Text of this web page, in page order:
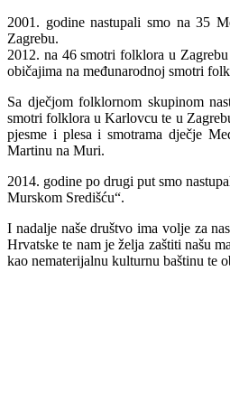
2001. godine nastupali smo na 35
Zagrebu.
2012. na 46 smotri folklora u
običajima na međunarodnoj smotri
Sa dječjom folklornom skupinom
smotri folklora u Karlovcu te u
pjesme i plesa i smotrama dječje
Martinu na Muri.
2014. godine po drugi put smo
Murskom Središću“.
I nadalje naše društvo ima volje za
Hrvatske te nam je želja zaštiti našu
kao nematerijalnu kulturnu baštinu te